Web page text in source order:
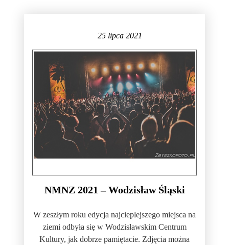
25 lipca 2021
NMNZ 2021 – Wodzisław Śląski
W zeszłym roku edycja najcieplejszego miejsca na
ziemi odbyła się w Wodzisławskim Centrum
Kultury, jak dobrze pamiętacie. Zdjęcia można